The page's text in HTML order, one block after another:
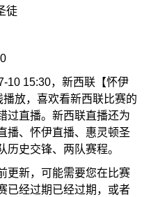
徒
10 15:30，新西联【怀伊
放，喜欢看新西联比赛的
过直播。新西联直播还为
播、怀伊直播、惠灵顿圣
史交锋、两队赛程。
更新，可能需要您在比赛
已经过期已经过期，或者